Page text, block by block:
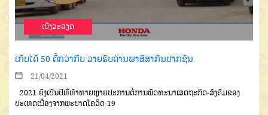
ເບີ່ງລະອຽດ
ເກັບໄດ້ 50 ຕື້ກວ່າກີບ ລາຍຮັບດ່ານພາສີສາກົນປາກຊັນ
21/04/2021
2021 ຍັງເປັນປີທີ່ທ້າທາຍຫຼາຍປະການຕໍ່ການພັດທະນາເສດຖະກິດ-ສັງຄົມຂອງ
ປະເທດເນື່ອງຈາກພະຍາດໂຄວິດ-19